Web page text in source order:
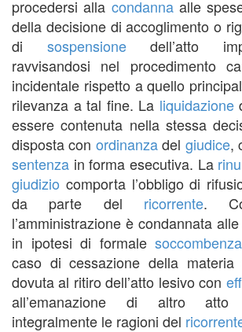
procedersi alla condannaalle
della decisione di accoglimento o
di sospensionedell’atto
ravvisandosi nel procedimento
incidentale rispetto a quello
rilevanza a tal fine. La liquidazione
essere contenuta nella stessa
disposta con ordinanzadel giudice,
sentenza in forma esecutiva. La
giudizio comporta l’obbligo di
da parte del ricorrente.
l’amministrazione è condannata
in ipotesi di formalesoccombenza
caso di cessazione della materia
dovuta al ritiro dell’atto lesivo con
all’emanazione di altro
integralmente le ragioni del